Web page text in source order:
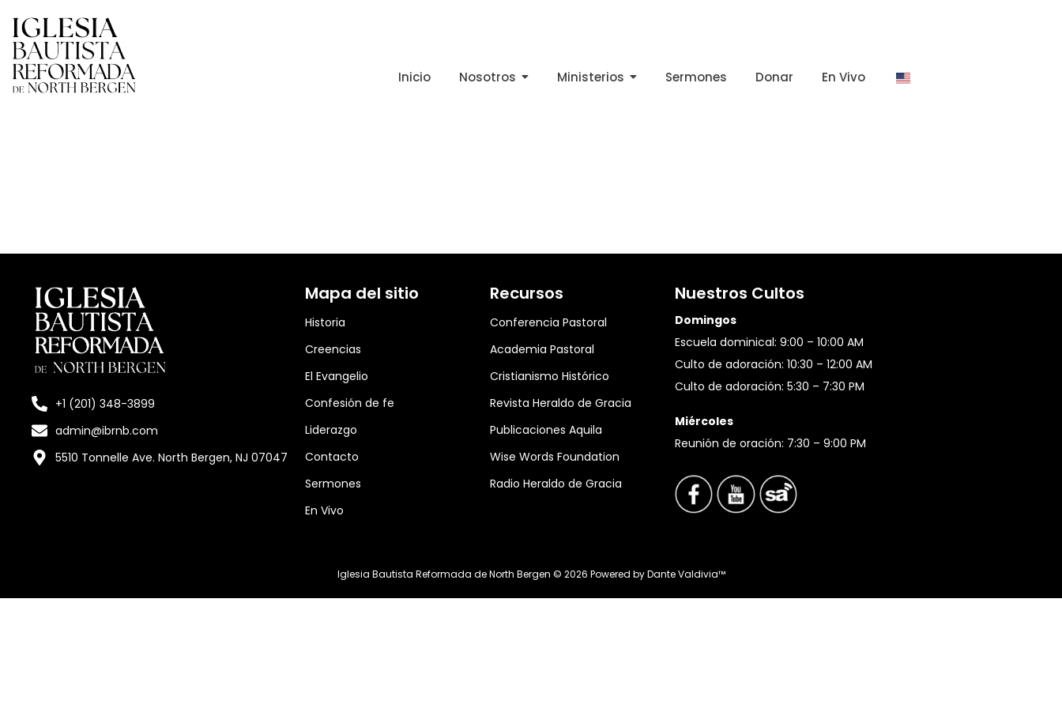
Inicio Nosotros Ministerios Sermones Donar En Vivo
+1 (201) 348-3899
admin@ibrnb.com
5510 Tonnelle Ave. North Bergen, NJ 07047
Mapa del sitio
Historia
Creencias
El Evangelio
Confesión de fe
Liderazgo
Contacto
Sermones
En Vivo
Recursos
Conferencia Pastoral
Academia Pastoral
Cristianismo Histórico
Revista Heraldo de Gracia
Publicaciones Aquila
Wise Words Foundation
Radio Heraldo de Gracia
Nuestros Cultos
Domingos
Escuela dominical: 9:00 – 10:00 AM
Culto de adoración: 10:30 – 12:00 AM
Culto de adoración: 5:30 – 7:30 PM
Miércoles
Reunión de oración: 7:30 – 9:00 PM
Iglesia Bautista Reformada de North Bergen © 2026 Powered byDante Valdivia™